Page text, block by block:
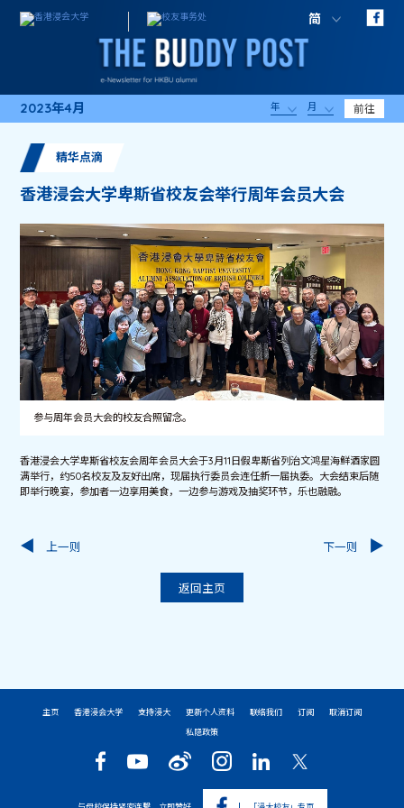
简
2023年4月 年 月 前往
精华点滴
香港浸会大学卑斯省校友会举行周年会员大会
参与周年会员大会的校友合照留念。
香港浸会大学卑斯省校友会周年会员大会于3月11日假卑斯省列治文鸿星海鲜酒家圆
满举行，约50名校友及友好出席，现届执行委员会连任新一届执委。大会结束后随
即举行晚宴，参加者一边享用美食，一边参与游戏及抽奖环节，乐也融融。
上一则
返回主页
下一则
主页 香港浸会大学 支持浸大 更新个人资料 联络我们 订阅
取消订阅
私隐政策